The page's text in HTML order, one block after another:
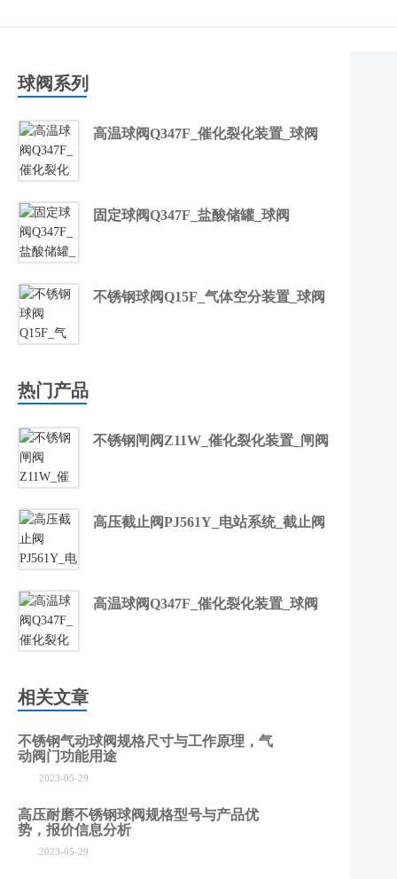
球阀系列
高温球阀Q347F_催化裂化装置_球阀
固定球阀Q347F_盐酸储罐_球阀
不锈钢球阀Q15F_气体空分装置_球阀
热门产品
不锈钢闸阀Z11W_催化裂化装置_闸阀
高压截止阀PJ561Y_电站系统_截止阀
高温球阀Q347F_催化裂化装置_球阀
相关文章
不锈钢气动球阀规格尺寸与工作原理，气
动阀门功能用途
2023-05-29
高压耐磨不锈钢球阀规格型号与产品优
势，报价信息分析
2023-05-29